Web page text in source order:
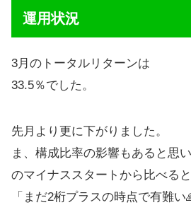
運用状況
3月のトータルリターンは
33.5％でした。
先月より更に下がりました。
ま、構成比率の影響もあると思
のマイナススタートから比べると
「まだ2桁プラスの時点で有難い